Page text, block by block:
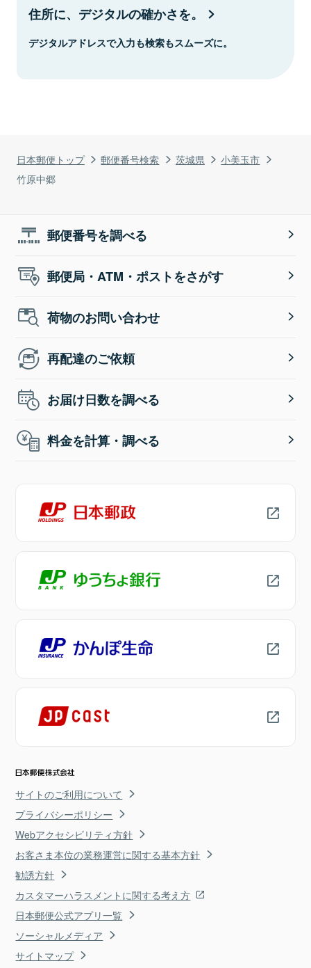
日本郵便トップ 郵便番号検索 茨城県
小美玉市
竹原中郷
住所に、デジタルの確かさを。
デジタルアドレスで入力も検索もスムーズに。
郵便番号を調べる
郵便局・ATM・ポストをさがす
荷物のお問い合わせ
再配達のご依頼
お届け日数を調べる
料金を計算・調べる
サイトのご利用について
プライバシーポリシー
Webアクセシビリティ方針
お客さま本位の業務運営に関する基本方針
勧誘方針
カスタマーハラスメントに関する考え方
日本郵便公式アプリ一覧
ソーシャルメディア
サイトマップ